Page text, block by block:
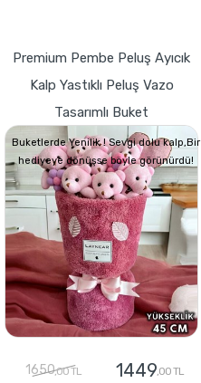
Premium Pembe Peluş Ayıcık
Kalp Yastıklı Peluş Vazo
Tasarımlı Buket
Buketlerde Yenilik ! Sevgi dolu kalp,Bir
hediyeye dönüşse böyle görünürdü!
1650,00 TL 1449,00 TL